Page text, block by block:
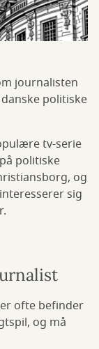
journalisten
politiske
tv-serie
politiske
og
sig
ofte befinder
og må